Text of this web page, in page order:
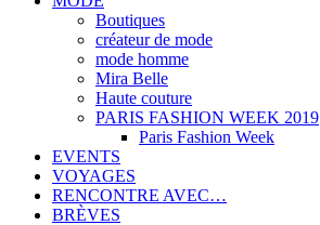
Boutiques
créateur de mode
mode homme
Mira Belle
Haute couture
PARIS FASHION WEEK 2019
Paris Fashion Week
EVENTS
VOYAGES
RENCONTRE AVEC…
BRÈVES